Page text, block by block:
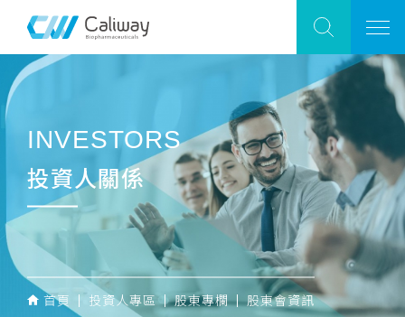
INVESTORS
投資人關係
首頁 投資人專區 股東專欄 股東會資訊